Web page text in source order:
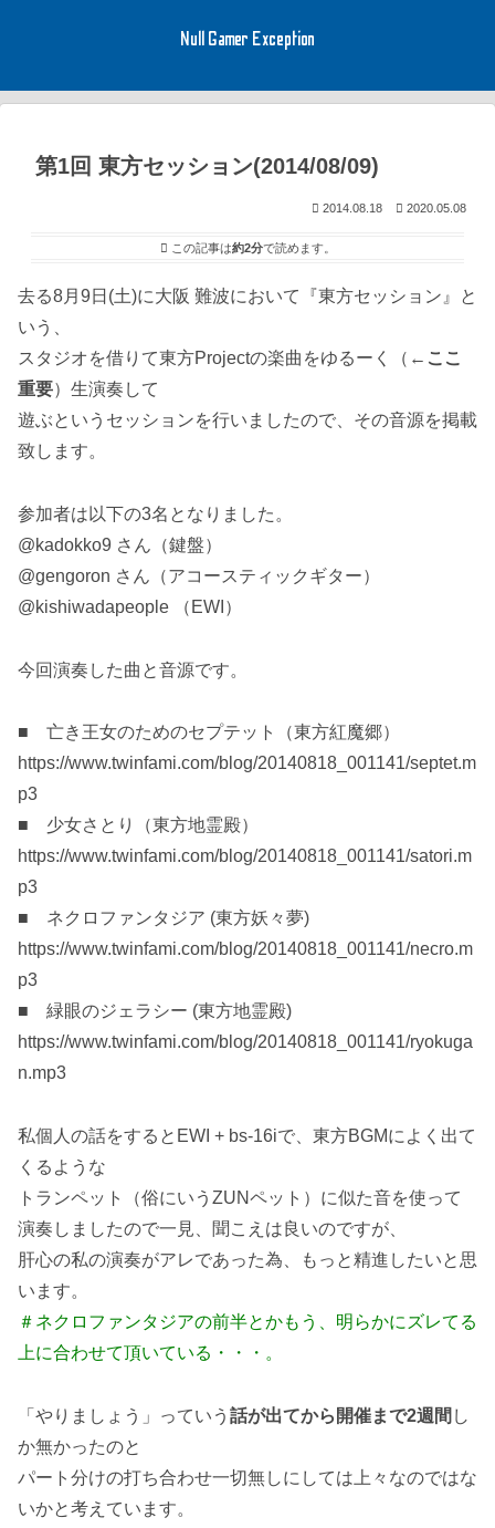
Null Gamer Exception
第1回 東方セッション(2014/08/09)
2014.08.18 2020.05.08
この記事は約2分で読めます。
去る8月9日(土)に大阪 難波において『東方セッション』と
いう、
スタジオを借りて東方Projectの楽曲をゆるーく（← ここ
重要）生演奏して
遊ぶというセッションを行いましたので、その音源を掲載
致します。
参加者は以下の3名となりました。
@kadokko9 さん（鍵盤）
@gengoron さん（アコースティックギター）
@kishiwadapeople （EWI）
今回演奏した曲と音源です。
■ 亡き王女のためのセプテット（東方紅魔郷）
https://www.twinfami.com/blog/20140818_001141/septet.m
p3
■ 少女さとり（東方地霊殿）
https://www.twinfami.com/blog/20140818_001141/satori.m
p3
■ ネクロファンタジア (東方妖々夢)
https://www.twinfami.com/blog/20140818_001141/necro.m
p3
■ 緑眼のジェラシー (東方地霊殿)
https://www.twinfami.com/blog/20140818_001141/ryokuga
n.mp3
私個人の話をするとEWI + bs-16iで、東方BGMによく出て
くるような
トランペット（俗にいうZUNペット）に似た音を使って
演奏しましたので一見、聞こえは良いのですが、
肝心の私の演奏がアレであった為、もっと精進したいと思
います。
＃ネクロファンタジアの前半とかもう、明らかにズレてる
上に合わせて頂いている・・・。
「やりましょう」っていう 話が出てから開催まで2週間 し
か無かったのと
パート分けの打ち合わせ一切無しにしては上々なのではな
いかと考えています。